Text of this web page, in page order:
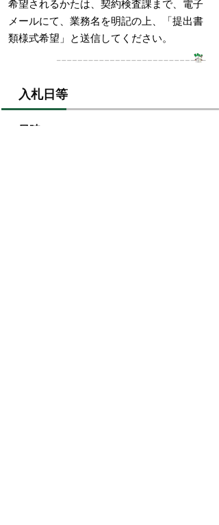
希望されるかたは、契約検査課まで、電子
メールにて、業務名を明記の上、「提出書
類様式希望」と送信してください。
入札日等
日時